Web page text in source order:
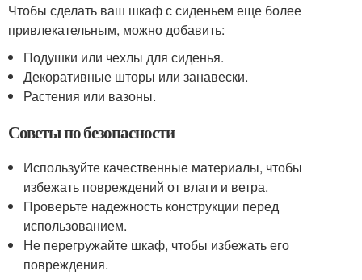
Чтобы сделать ваш шкаф с сиденьем еще более
привлекательным, можно добавить:
Подушки или чехлы для сиденья.
Декоративные шторы или занавески.
Растения или вазоны.
Советы по безопасности
Используйте качественные материалы, чтобы
избежать повреждений от влаги и ветра.
Проверьте надежность конструкции перед
использованием.
Не перегружайте шкаф, чтобы избежать его
повреждения.